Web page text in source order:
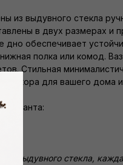
из выдувного стекла
в двух размерах и
дно обеспечивает
полка или комод.
Стильная
декора для вашего дома
из выдувного стекла,